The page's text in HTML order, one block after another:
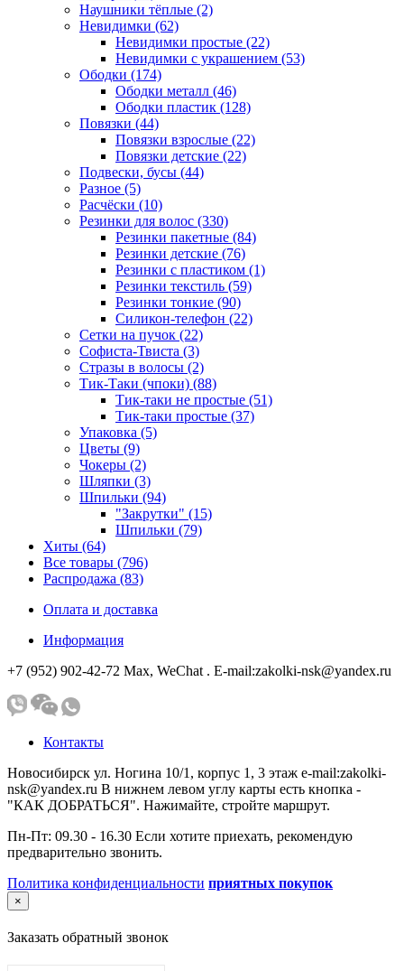
Наушники тёплые (2)
Невидимки (62)
Невидимки простые (22)
Невидимки с украшением (53)
Ободки (174)
Ободки металл (46)
Ободки пластик (128)
Повязки (44)
Повязки взрослые (22)
Повязки детские (22)
Подвески, бусы (44)
Разное (5)
Расчёски (10)
Резинки для волос (330)
Резинки пакетные (84)
Резинки детские (76)
Резинки с пластиком (1)
Резинки текстиль (59)
Резинки тонкие (90)
Силикон-телефон (22)
Сетки на пучок (22)
Софиста-Твиста (3)
Стразы в волосы (2)
Тик-Таки (чпоки) (88)
Тик-таки не простые (51)
Тик-таки простые (37)
Упаковка (5)
Цветы (9)
Чокеры (2)
Шляпки (3)
Шпильки (94)
"Закрутки" (15)
Шпильки (79)
Хиты (64)
Все товары (796)
Распродажа (83)
Оплата и доставка
Информация
+7 (952) 902-42-72 Мах, WeChat . E-mail:zakolki-nsk@yandex.ru
Контакты
Новосибирск ул. Ногина 10/1, корпус 1, 3 этаж e-mail:zakolki-
nsk@yandex.ru В нижнем левом углу карты есть кнопка -
"КАК ДОБРАТЬСЯ". Нажимайте, стройте маршрут.
Пн-Пт: 09.30 - 16.30 Если хотите приехать, рекомендую
предварительно звонить.
Политика конфиденциальности приятных покупок
×
Заказать обратный звонок